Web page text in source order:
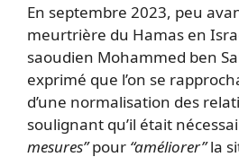
En septembre 2023, peu
meurtrière du Hamas en
saoudien Mohammed ben
exprimé que l’on se
d’une normalisation des
soulignant qu’il était
mesures”pour “améliorer”la